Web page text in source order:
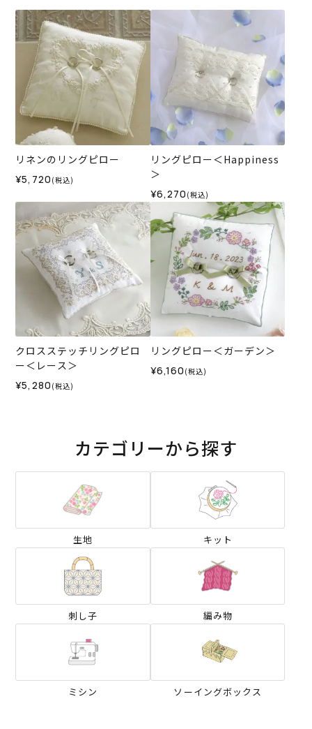
リネンのリングピロー
¥5,720 (税込)
リングピロー＜Happiness
＞
¥6,270 (税込)
クロスステッチリングピロ
ー＜レース＞
¥5,280 (税込)
リングピロー＜ガーデン＞
¥6,160 (税込)
カテゴリーから探す
生地 キット
刺し子 編み物
ミシン ソーイングボックス